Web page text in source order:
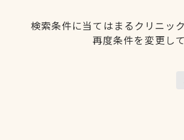
検索条件に当てはまるクリニッ
再度条件を変更し